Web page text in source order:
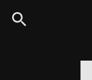
Siirry
suoraan